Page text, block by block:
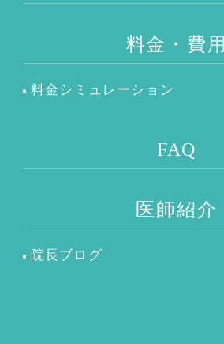
料金・費用
料金シミュレーション
FAQ
医師紹介
院長ブログ